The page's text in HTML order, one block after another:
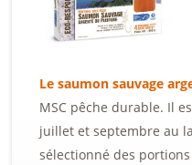
Le saumon sauvage
MSC pêche durable. Il
juillet et septembre au
sélectionné des